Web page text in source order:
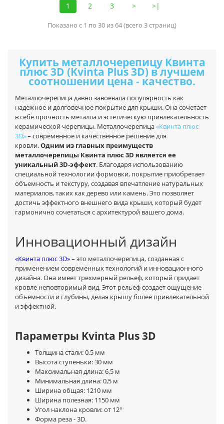
1 2 3 > >|
Показано с 1 по 30 из 64 (всего 3 страниц)
Купить металлочерепицу Квинта
плюс 3D (Kvinta Plus 3D) в лучшем
соотношении цена - качество.
Металлочерепица давно завоевала популярность как
надежное и долговечное покрытие для крыши. Она сочетает
в себе прочность металла и эстетическую привлекательность
керамической черепицы. Металлочерепица«Квинта плюс
3D»– современное и качественное решение для
кровли.Одним из главных преимуществ
металлочерепицы Квинта плюс 3D является ее
уникальный 3D-эффект. Благодаря использованию
специальной технологии формовки, покрытие приобретает
объемность и текстуру, создавая впечатление натуральных
материалов, таких как дерево или камень. Это позволяет
достичь эффектного внешнего вида крыши, который будет
гармонично сочетаться с архитектурой вашего дома.
Инновационный дизайн
«Квинта плюс 3D»– это металлочерепица, созданная с
применением современных технологий и инновационного
дизайна. Она имеет трехмерный рельеф, который придает
кровле неповторимый вид. Этот рельеф создает ощущение
объемности и глубины, делая крышу более привлекательной
и эффектной.
Параметры Kvinta Plus 3D
Толщина стали: 0,5 мм
Высота ступеньки: 30 мм
Максимальная длина: 6,5 м
Минимальная длина: 0,5 м
Ширина общая: 1210 мм
Ширина полезная: 1150 мм
Угол наклона кровли: от 12°
Форма реза - 3D.